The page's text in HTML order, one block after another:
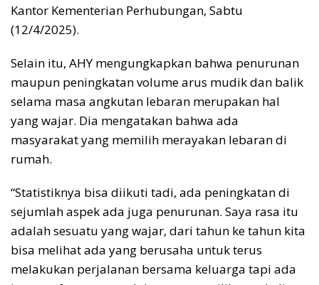
Kantor Kementerian Perhubungan, Sabtu
(12/4/2025).
Selain itu, AHY mengungkapkan bahwa penurunan
maupun peningkatan volume arus mudik dan balik
selama masa angkutan lebaran merupakan hal
yang wajar. Dia mengatakan bahwa ada
masyarakat yang memilih merayakan lebaran di
rumah.
“Statistiknya bisa diikuti tadi, ada peningkatan di
sejumlah aspek ada juga penurunan. Saya rasa itu
adalah sesuatu yang wajar, dari tahun ke tahun kita
bisa melihat ada yang berusaha untuk terus
melakukan perjalanan bersama keluarga tapi ada